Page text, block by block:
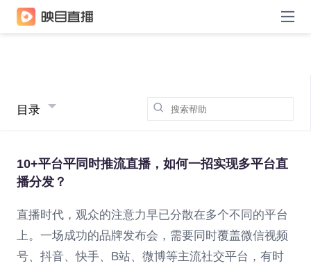
目录
10+平台平同时推流直播，如何一招实现多平台直
播分发？
直播时代，观众的注意力早已分散在多个不同的平台
上。一场成功的品牌发布会，需要同时覆盖微信视频
号、抖音、快手、B站、微博等主流社交平台，有时